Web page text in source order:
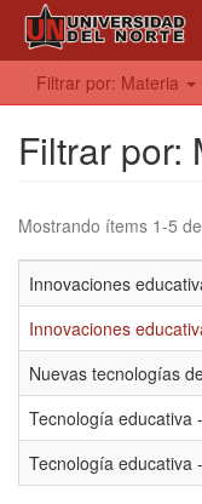
Filtrar por: Materia
Filtrar por:
Mostrando ítems 1-5
Innovaciones
Innovaciones
Nuevas tecnologías
Tecnología educativa
Tecnología educativa